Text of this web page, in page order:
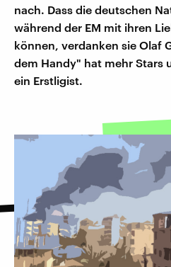
nach. Dass die deutschen
während der EM mit ihren
können, verdanken sie Olaf
dem Handy" hat mehr Stars
ein Erstligist.